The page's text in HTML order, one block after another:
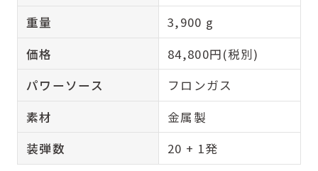
重量
3,900 g
価格
84,800円(税別)
パワーソース
フロンガス
素材
金属製
装弾数
20 + 1発